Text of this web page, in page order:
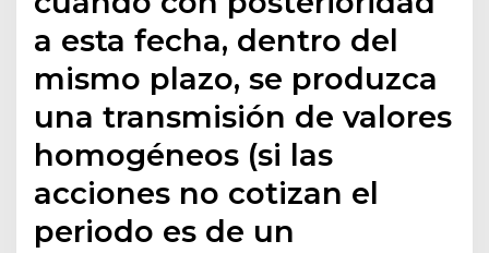
a esta fecha, dentro del
mismo plazo, se produzca
una transmisión de valores
homogéneos (si las
acciones no cotizan el
periodo es de un